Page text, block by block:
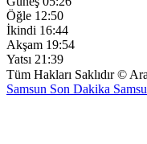
Öğle 12:50
İkindi 16:44
Akşam 19:54
Yatsı 21:39
Tüm Hakları Saklıdır ©
Samsun Son Dakika